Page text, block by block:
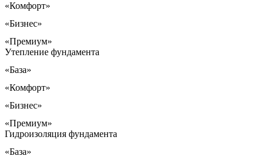
«Комфорт»
«Бизнес»
«Премиум»
Утепление фундамента
«База»
«Комфорт»
«Бизнес»
«Премиум»
Гидроизоляция фундамента
«База»